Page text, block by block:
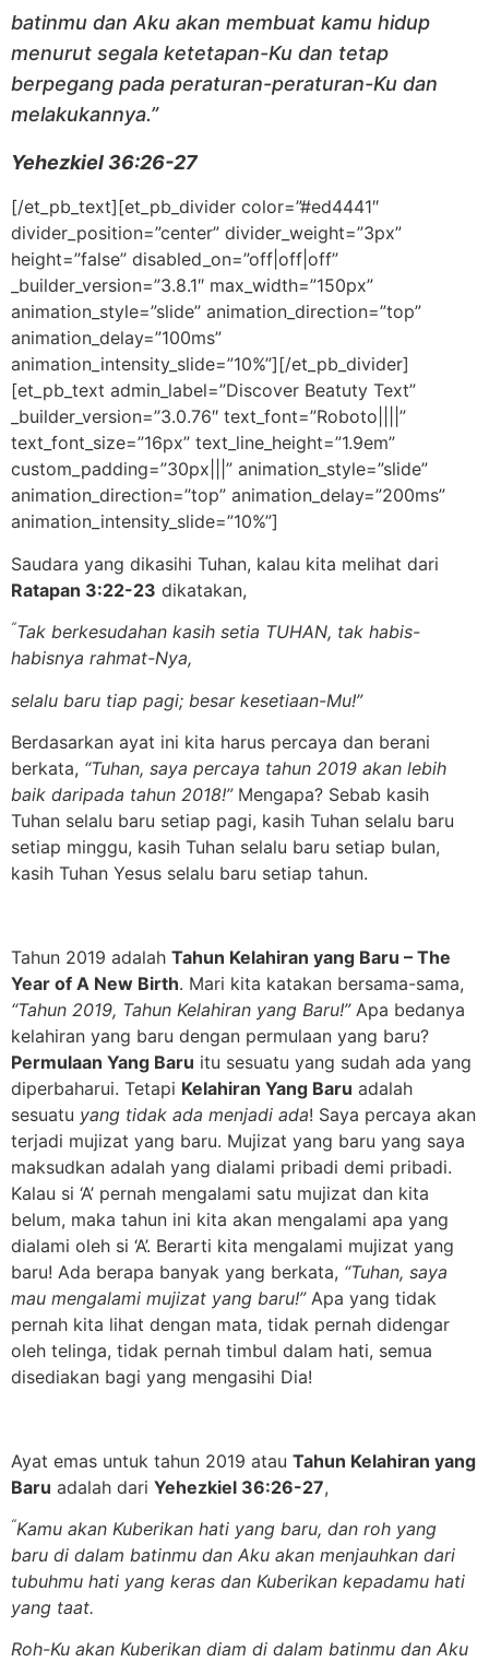
batinmu dan Aku akan membuat kamu hidup
menurut segala ketetapan-Ku dan tetap
berpegang pada peraturan-peraturan-Ku dan
melakukannya.”
Yehezkiel 36:26-27
[/et_pb_text][et_pb_divider color=”#ed4441″
divider_position=”center” divider_weight=”3px”
height=”false” disabled_on=”off|off|off”
_builder_version=”3.8.1″ max_width=”150px”
animation_style=”slide” animation_direction=”top”
animation_delay=”100ms”
animation_intensity_slide=”10%”][/et_pb_divider]
[et_pb_text admin_label=”Discover Beatuty Text”
_builder_version=”3.0.76″ text_font=”Roboto||||”
text_font_size=”16px” text_line_height=”1.9em”
custom_padding=”30px|||” animation_style=”slide”
animation_direction=”top” animation_delay=”200ms”
animation_intensity_slide=”10%”]
Saudara yang dikasihi Tuhan, kalau kita melihat dari
Ratapan 3:22-23 dikatakan,
“Tak berkesudahan kasih setia TUHAN, tak habis-
habisnya rahmat-Nya,
selalu baru tiap pagi; besar kesetiaan-Mu!”
Berdasarkan ayat ini kita harus percaya dan berani
berkata, “Tuhan, saya percaya tahun 2019 akan lebih
baik daripada tahun 2018!” Mengapa? Sebab kasih
Tuhan selalu baru setiap pagi, kasih Tuhan selalu baru
setiap minggu, kasih Tuhan selalu baru setiap bulan,
kasih Tuhan Yesus selalu baru setiap tahun.
Tahun 2019 adalah Tahun Kelahiran yang Baru – The
Year of A New Birth. Mari kita katakan bersama-sama,
“Tahun 2019, Tahun Kelahiran yang Baru!” Apa bedanya
kelahiran yang baru dengan permulaan yang baru?
Permulaan Yang Baru itu sesuatu yang sudah ada yang
diperbaharui. Tetapi Kelahiran Yang Baru adalah
sesuatu yang tidak ada menjadi ada! Saya percaya akan
terjadi mujizat yang baru. Mujizat yang baru yang saya
maksudkan adalah yang dialami pribadi demi pribadi.
Kalau si ‘A’ pernah mengalami satu mujizat dan kita
belum, maka tahun ini kita akan mengalami apa yang
dialami oleh si ‘A’. Berarti kita mengalami mujizat yang
baru! Ada berapa banyak yang berkata, “Tuhan, saya
mau mengalami mujizat yang baru!”Apa yang tidak
pernah kita lihat dengan mata, tidak pernah didengar
oleh telinga, tidak pernah timbul dalam hati, semua
disediakan bagi yang mengasihi Dia!
Ayat emas untuk tahun 2019 atau Tahun Kelahiran yang
Baru adalah dari Yehezkiel 36:26-27,
“Kamu akan Kuberikan hati yang baru, dan roh yang
baru di dalam batinmu dan Aku akan menjauhkan dari
tubuhmu hati yang keras dan Kuberikan kepadamu hati
yang taat.
Roh-Ku akan Kuberikan diam di dalam batinmu dan Aku